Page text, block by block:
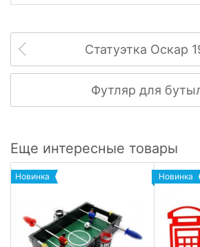
Статуэтка Оскар
Футляр для
Еще интересные товары
Новинка Новинка